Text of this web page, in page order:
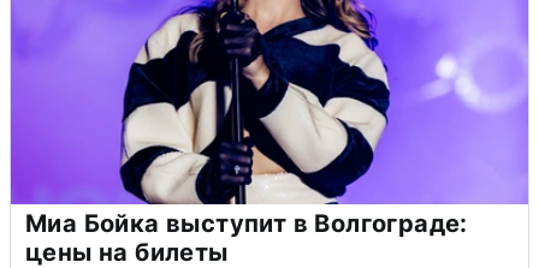
Миа Бойка выступит в Волгограде:
цены на билеты